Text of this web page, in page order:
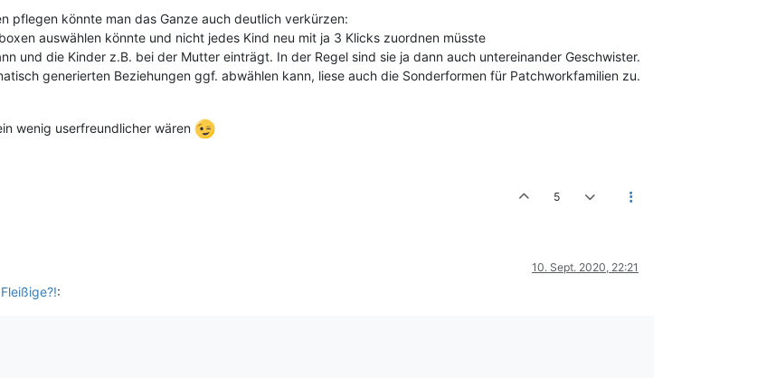
pflegen könnte man das Ganze auch deutlich verkürzen:
auswählen könnte und nicht jedes Kind neu mit ja 3 Klicks zuordnen müsste
und die Kinder z.B. bei der Mutter einträgt. In der Regel sind sie ja dann auch untereinander Geschwister.
generierten Beziehungen ggf. abwählen kann, liese auch die Sonderformen für Patchworkfamilien zu.
wenig userfreundlicher wären
5
10. Sept. 2020, 22:21
: